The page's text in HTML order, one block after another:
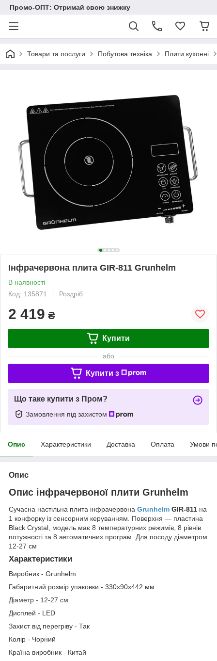
Промо-ОПТ: Отримай свою знижку
Товари та послуги Побутова техніка Плити кухонні
Інфрачервона плита GIR-811 Grunhelm
В наявності
Код: 135871
Роздріб
2 419 ₴
Купити
або
Купити з
Що таке купити з Пром?
Замовлення під захистом
Опис Характеристики Доставка Оплата Умови
Опис
Опис інфрачервоної плити Grunhelm
Сучасна настільна плита інфрачервона Grunhelm GIR-811 на
1 конфорку із сенсорним керуванням. Поверхня — пластина
Black Crystal, модель має 8 температурних режимів, 8 рівнів
потужності та 8 автоматичних програм. Для посоду діаметром
12-27 см
Характеристики
Виробник - Grunhelm
Габаритний розмір упаковки - 330х90х442 мм
Діаметр - 12-27 см
Дисплей - LED
Захист від перегріву - Так
Колір - Чорний
Країна виробник - Китай